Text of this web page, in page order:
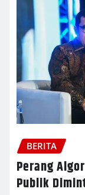
BERITA
Perang
Publik